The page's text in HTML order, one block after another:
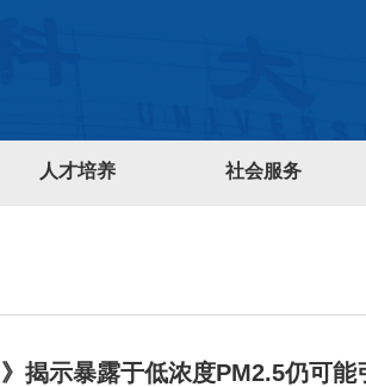
人才培养 社会服务
揭示暴露于低浓度PM2.5仍可能